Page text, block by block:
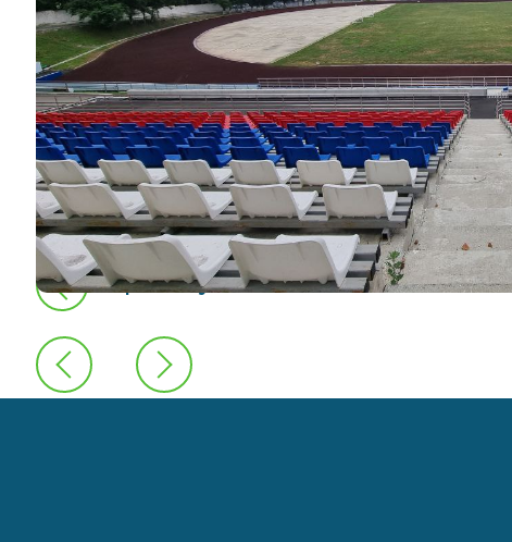
предыдущая новость